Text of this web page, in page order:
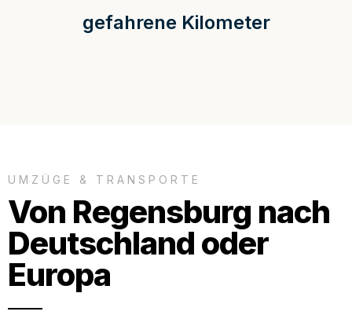
gefahrene Kilometer
UMZÜGE & TRANSPORTE
Von Regensburg nach
Deutschland oder
Europa